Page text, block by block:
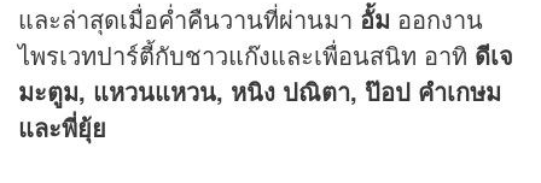
และล่าสุดเมื่อค่ำคืนวานที่ผ่านมา อั้ม ออกงาน
ไพรเวทปาร์ตี้กับชาวแก๊งและเพื่อนสนิท อาทิ ดีเจ
มะตูม, แหวนแหวน, หนิง ปณิตา, ป๊อป คำเกษม
และพี่ยุ้ย